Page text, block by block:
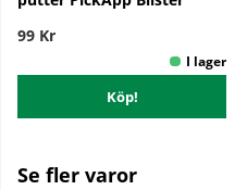
99 Kr
Köp!
Se fler varor